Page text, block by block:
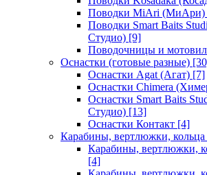
Поводки MiAri (МиАри)
Поводки Smart Baits
Студио) [9]
Поводочницы и
Оснастки (готовые разные)
Оснастки Agat (Агат) [7]
Оснастки Chimera
Оснастки Smart Baits
Студио) [13]
Оснастки Контакт [4]
Карабины, вертлюжки, кольца
Карабины, вертлюжки,
[4]